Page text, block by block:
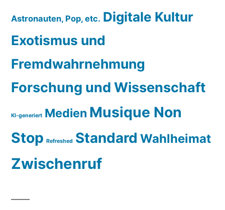
Astronauten, Pop, etc. Digitale Kultur
Exotismus und
Fremdwahrnehmung
Forschung und Wissenschaft
KI-generiert Medien Musique Non
Stop Refreshed Standard Wahlheimat
Zwischenruf